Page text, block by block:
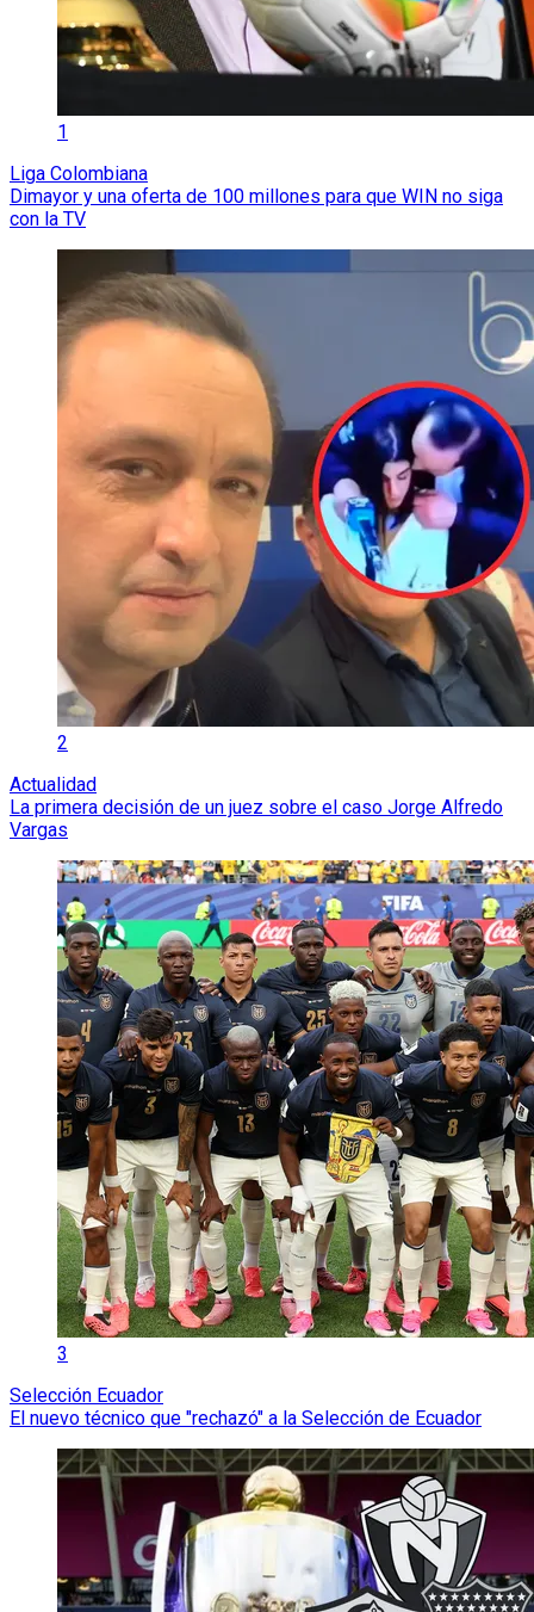
1
Liga Colombiana
Dimayor y una oferta de 100 millones para que WIN no siga
con la TV
2
Actualidad
La primera decisión de un juez sobre el caso Jorge Alfredo
Vargas
3
Selección Ecuador
El nuevo técnico que "rechazó" a la Selección de Ecuador